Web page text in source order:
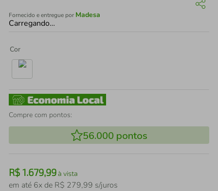
Fornecido e entregue por Madesa
Carregando…
Cor
Compre com pontos:
56.000 pontos
R$ 1.679,99à vista
em até 6x de R$ 279,99 s/juros